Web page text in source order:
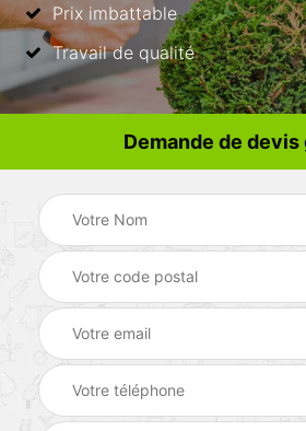
Prix imbattable
Travail de qualité
Demande de